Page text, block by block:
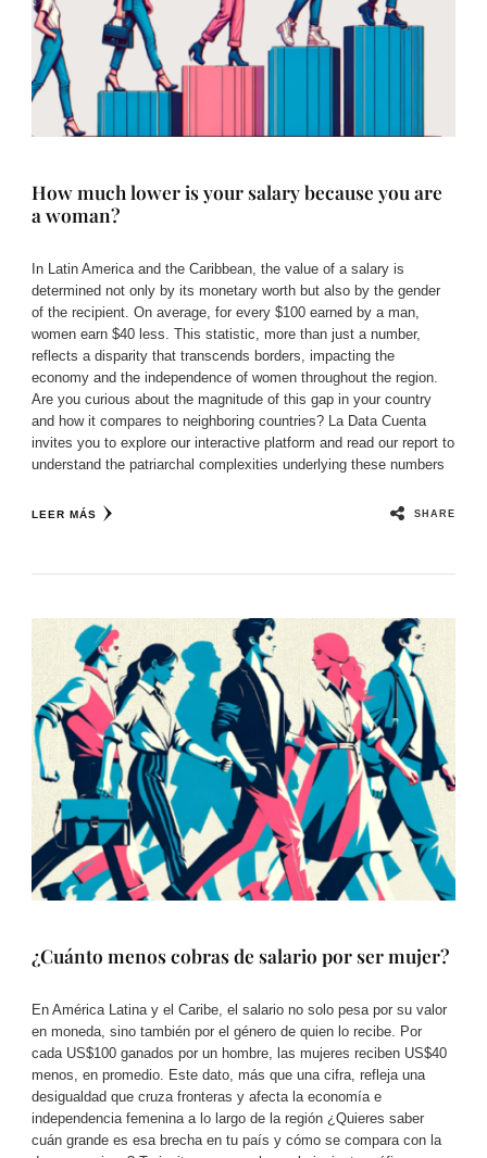
How much lower is your salary because you are
a woman?
In Latin America and the Caribbean, the value of a salary is
determined not only by its monetary worth but also by the gender
of the recipient. On average, for every $100 earned by a man,
women earn $40 less. This statistic, more than just a number,
reflects a disparity that transcends borders, impacting the
economy and the independence of women throughout the region.
Are you curious about the magnitude of this gap in your country
and how it compares to neighboring countries? La Data Cuenta
invites you to explore our interactive platform and read our report to
understand the patriarchal complexities underlying these numbers
LEER MÁS SHARE
¿Cuánto menos cobras de salario por ser mujer?
En América Latina y el Caribe, el salario no solo pesa por su valor
en moneda, sino también por el género de quien lo recibe. Por
cada US$100 ganados por un hombre, las mujeres reciben US$40
menos, en promedio. Este dato, más que una cifra, refleja una
desigualdad que cruza fronteras y afecta la economía e
independencia femenina a lo largo de la región ¿Quieres saber
cuán grande es esa brecha en tu país y cómo se compara con la